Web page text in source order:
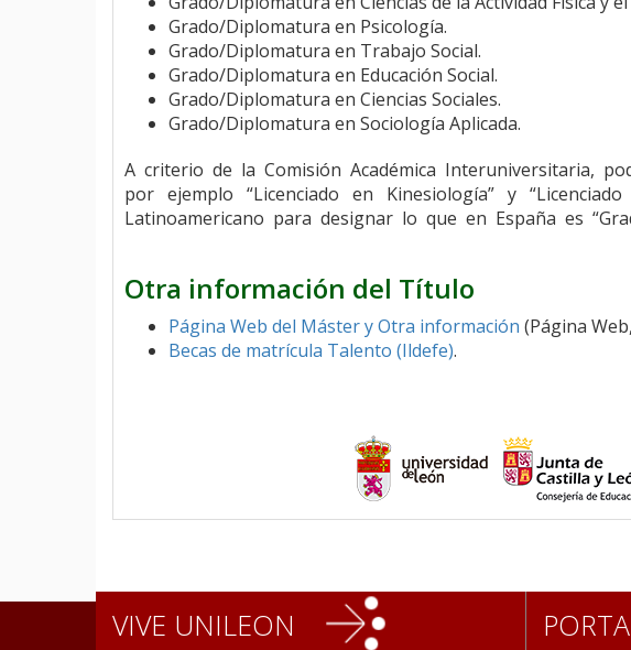
Grado/Diplomatura en Psicología.
Grado/Diplomatura en Trabajo Social.
Grado/Diplomatura en Educación Social.
Grado/Diplomatura en Ciencias Sociales.
Grado/Diplomatura en Sociología Aplicada.
A criterio de la Comisión Académica Interuniversitaria,
por ejemplo “Licenciado en Kinesiología” y
Latinoamericano para designar lo que en España es
Otra información del Título
Página Web del Máster y Otra información (Página
Becas de matrícula Talento (Ildefe).
VIVE UNILEON